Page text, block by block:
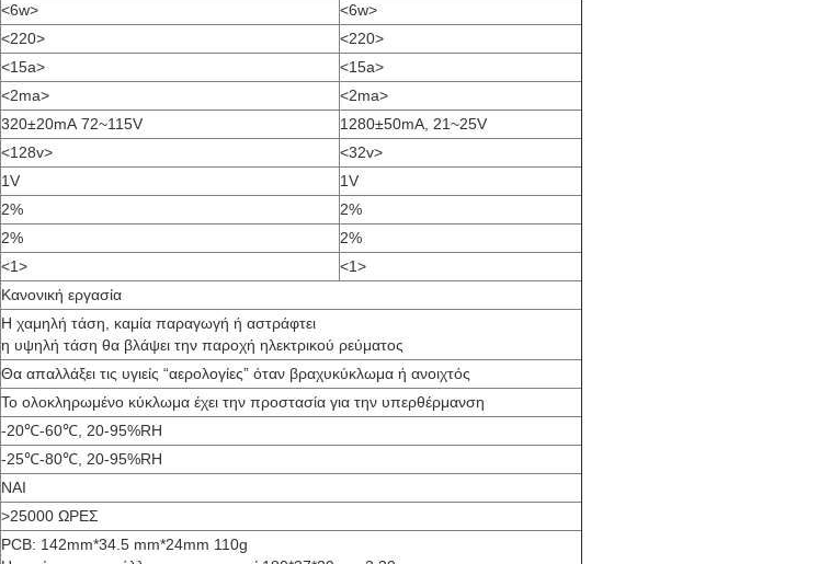
<6w>
<6w>
<220>
<220>
<15a>
<15a>
<2ma>
<2ma>
320±20mA 72~115V
1280±50mA, 21~25V
<128v>
<32v>
1V
1V
2%
2%
2%
2%
<1>
<1>
Κανονική εργασία
Η χαμηλή τάση, καμία παραγωγή ή αστράφτει
η υψηλή τάση θα βλάψει την παροχή ηλεκτρικού ρεύματος
Θα απαλλάξει τις υγιείς “αερολογίες” όταν βραχυκύκλωμα ή ανοιχτός
Το ολοκληρωμένο κύκλωμα έχει την προστασία για την υπερθέρμανση
-20℃-60℃, 20-95%RH
-25℃-80℃, 20-95%RH
ΝΑΙ
>25000 ΩΡΕΣ
PCB: 142mm*34.5 mm*24mm 110g